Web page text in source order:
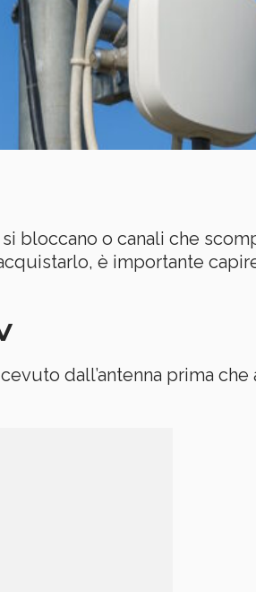
bloccano o canali che
è importante
dall’antenna prima